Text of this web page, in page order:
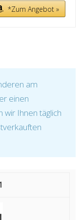
*Zum Angebot »
am
einen
wir Ihnen täglich